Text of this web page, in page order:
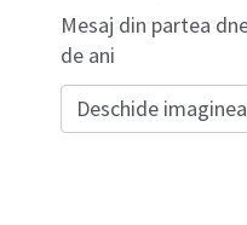
Mesaj din partea
de ani
Deschide imaginea